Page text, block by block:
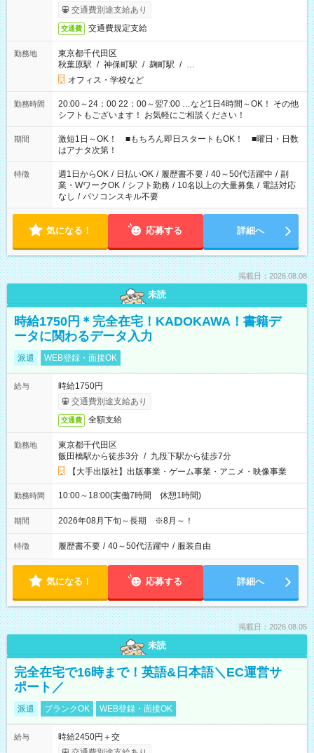
交通費別途支給あり
交通費 交通費規定支給
勤務地
東京都千代田区
秋葉原駅 / 神保町駅 / 麹町駅 / …
オフィス・学校など
勤務時間
20:00～24：00 22：00～翌7:00 …など1日4時間～OK！ その他
シフトもございます！ お気軽にご相談ください！
期間
激短1日～OK！ ■もちろん即日スタートもOK！ ■曜日・日数
はアナタ次第！
特徴 週1日からOK / 日払いOK / 履歴書不要 / 40～50代活躍中 / 副
業・WワークOK / シフト勤務 / 10名以上の大量募集 / 電話対応
なし / パソコンスキル不要
気になる！ 応募する 詳細へ
掲載日：2026.08.08
未読
時給1750円＊完全在宅！KADOKAWA！書籍デ
ータに関わるデータ入力
派遣 WEB登録・面接OK
給与
時給1750円
交通費別途支給あり
交通費 全額支給
勤務地
東京都千代田区
飯田橋駅から徒歩3分 / 九段下駅から徒歩7分
【大手出版社】出版事業・ゲーム事業・アニメ・映像事業
勤務時間 10:00～18:00(実働7時間 休憩1時間)
期間 2026年08月下旬～長期 ※8月～！
特徴 履歴書不要 / 40～50代活躍中 / 服装自由
気になる！ 応募する 詳細へ
掲載日：2026.08.05
未読
完全在宅で16時まで！英語&日本語＼EC運営サ
ポート／
派遣 ブランクOK WEB登録・面接OK
給与
時給2450円＋交